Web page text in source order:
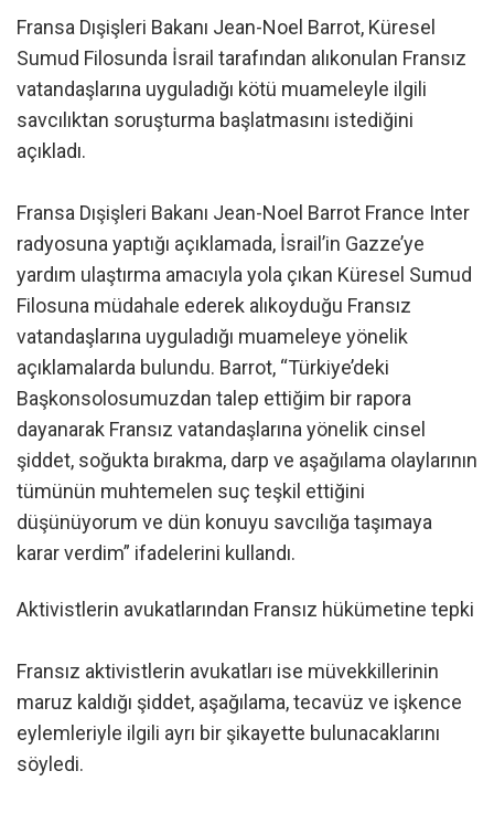
Fransa Dışişleri Bakanı Jean-Noel Barrot, Küresel
Sumud Filosunda İsrail tarafından alıkonulan Fransız
vatandaşlarına uyguladığı kötü muameleyle ilgili
savcılıktan soruşturma başlatmasını istediğini
açıkladı.
Fransa Dışişleri Bakanı Jean-Noel Barrot France Inter
radyosuna yaptığı açıklamada, İsrail’in Gazze’ye
yardım ulaştırma amacıyla yola çıkan Küresel Sumud
Filosuna müdahale ederek alıkoyduğu Fransız
vatandaşlarına uyguladığı muameleye yönelik
açıklamalarda bulundu. Barrot, “Türkiye’deki
Başkonsolosumuzdan talep ettiğim bir rapora
dayanarak Fransız vatandaşlarına yönelik cinsel
şiddet, soğukta bırakma, darp ve aşağılama olaylarının
tümünün muhtemelen suç teşkil ettiğini
düşünüyorum ve dün konuyu savcılığa taşımaya
karar verdim” ifadelerini kullandı.
Aktivistlerin avukatlarından Fransız hükümetine tepki
Fransız aktivistlerin avukatları ise müvekkillerinin
maruz kaldığı şiddet, aşağılama, tecavüz ve işkence
eylemleriyle ilgili ayrı bir şikayette bulunacaklarını
söyledi.